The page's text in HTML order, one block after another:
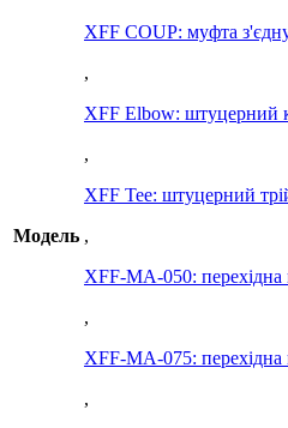
Модель
XFF COUP: муфта
,
XFF Elbow: штуцерний
,
XFF Tee: штуцерний
,
XFF-MA-050:
,
XFF-MA-075:
,